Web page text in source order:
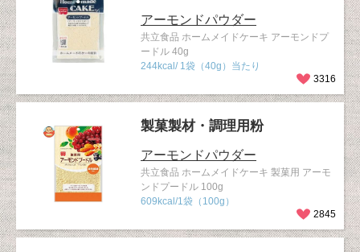
アーモンドパウダー
共立食品 ホームメイドケーキ アーモンドプ
ードル 40g
244kcal/ 1袋（40g）当たり
3316
製菓製材・調理用粉
アーモンドパウダー
共立食品 ホームメイドケーキ 製菓用 アーモ
ンドプードル 100g
609kcal/1袋（100g）
2845